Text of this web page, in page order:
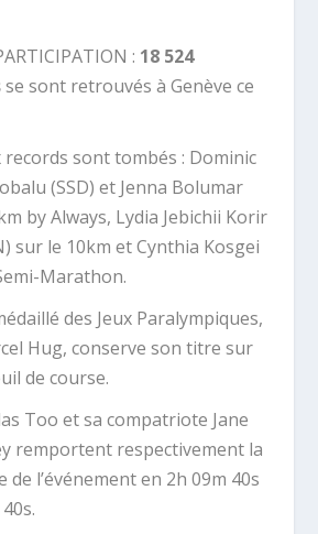
: 18 524
se sont retrouvés à Genève ce
records sont tombés : Dominic
(SSD) et Jenna Bolumar
by Always, Lydia Jebichii Korir
sur le 10km et Cynthia Kosgei
Marathon.
des Jeux Paralympiques,
Hug, conserve son titre sur
de course.
Too et sa compatriote Jane
remportent respectivement la
de l’événement en 2h 09m 40s